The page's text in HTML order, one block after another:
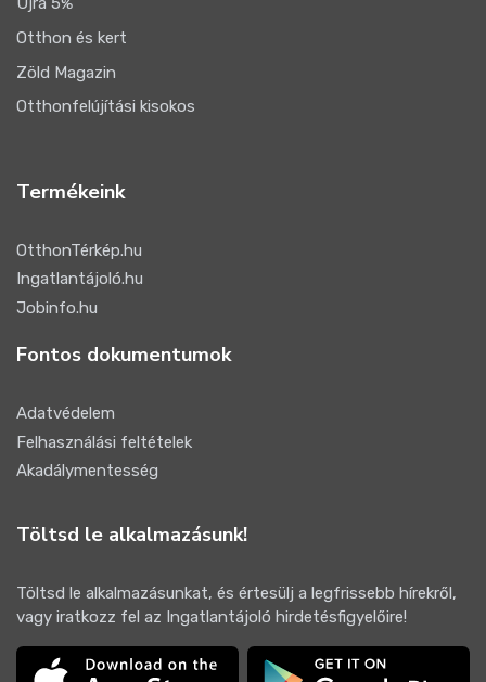
Újra 5%
Otthon és kert
Zöld Magazin
Otthonfelújítási kisokos
Termékeink
OtthonTérkép.hu
Ingatlantájoló.hu
Jobinfo.hu
Fontos dokumentumok
Adatvédelem
Felhasználási feltételek
Akadálymentesség
Töltsd le alkalmazásunk!
Töltsd le alkalmazásunkat, és értesülj a legfrissebb hírekről,
vagy iratkozz fel az Ingatlantájoló hirdetésfigyelőire!